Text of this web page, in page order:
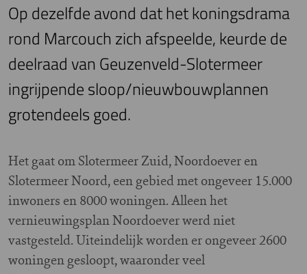
Op dezelfde avond dat het koningsdrama
rond Marcouch zich afspeelde, keurde de
deelraad van Geuzenveld-Slotermeer
ingrijpende sloop/nieuwbouwplannen
grotendeels goed.
Het gaat om Slotermeer Zuid, Noordoever en
Slotermeer Noord, een gebied met ongeveer 15.000
inwoners en 8000 woningen. Alleen het
vernieuwingsplan Noordoever werd niet
vastgesteld. Uiteindelijk worden er ongeveer 2600
woningen gesloopt, waaronder veel